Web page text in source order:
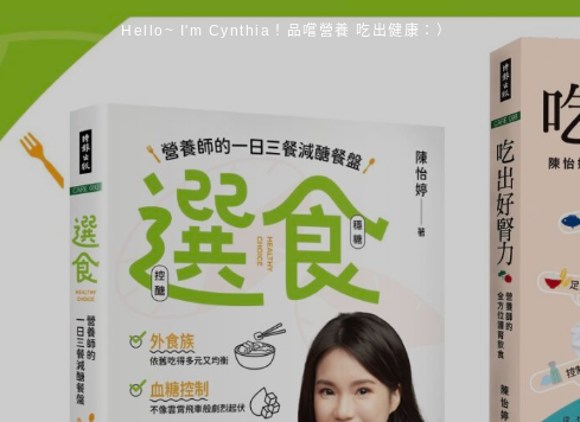
Hello~ I'm Cynthia！品嚐營養 吃出健康：）